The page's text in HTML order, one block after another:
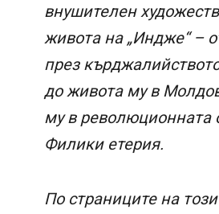
внушителен
живота на „Индже“ –
през
до живота му в
му в революционната
Филики етерия.
По страниците на